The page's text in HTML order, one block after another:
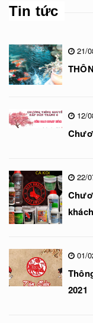
Tin tức
21/
12/
22/
01/
2021